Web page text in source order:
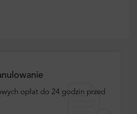
opłat do 24 godzin przed